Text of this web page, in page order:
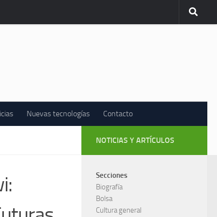
Nuevas tecnologías Contacto
NOTICIAS Y ARTÍCULOS
Secciones
Biografía
Bolsa
Cultura general